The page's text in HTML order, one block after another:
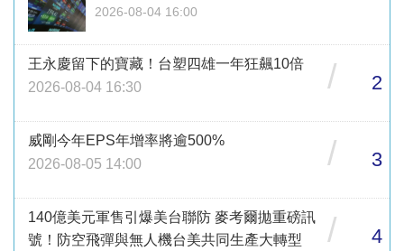
2026-08-04 16:00
王永慶留下的寶藏！台塑四雄一年狂飆10倍
2026-08-04 16:30
/ 2
威剛今年EPS年增率將逾500%
2026-08-05 14:00
/ 3
140億美元軍售引爆美台聯防 麥考爾拋重磅訊
號！防空飛彈與無人機台美共同生產大轉型
/ 4